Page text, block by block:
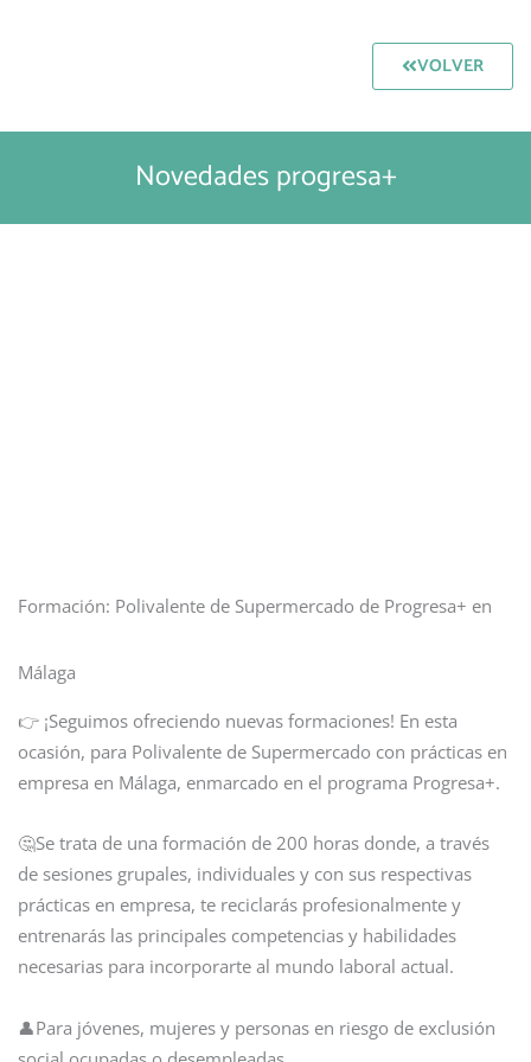
VOLVER
Novedades progresa+
Formación: Polivalente de Supermercado de Progresa+ en
Málaga
👉 ¡Seguimos ofreciendo nuevas formaciones! En esta
ocasión, para Polivalente de Supermercado con prácticas en
empresa en Málaga, enmarcado en el programa Progresa+.
🤔Se trata de una formación de 200 horas donde, a través
de sesiones grupales, individuales y con sus respectivas
prácticas en empresa, te reciclarás profesionalmente y
entrenarás las principales competencias y habilidades
necesarias para incorporarte al mundo laboral actual.
👤Para jóvenes, mujeres y personas en riesgo de exclusión